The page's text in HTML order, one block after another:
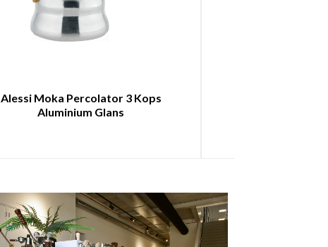
Alessi Moka Percolator 3 Kops
Aluminium Glans